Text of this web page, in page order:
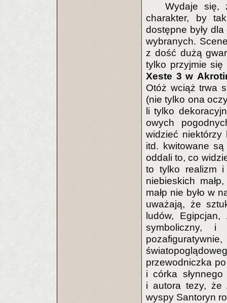
Wydaje się,
charakter, by
dostępne były
wybranych.
z dość dużą
tylko przyjmie
Xeste 3 w
Otóż wciąż trwa
(nie tylko ona
li tylko
owych
widzieć niektórzy
itd. kwitowane
oddali to, co
to tylko realizm
niebieskich
małp nie było w
uważają, że
ludów, Egipcjan,
przewodniczka
i córka
i autora tezy, że
wyspy Santoryn